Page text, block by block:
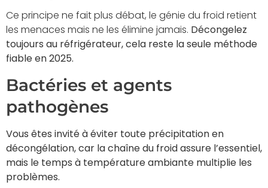
Ce principe ne fait plus débat, le génie du froid retient
les menaces mais ne les élimine jamais. Décongelez
toujours au réfrigérateur, cela reste la seule méthode
fiable en 2025.
Bactéries et agents
pathogènes
Vous êtes invité à éviter toute précipitation en
décongélation, car la chaîne du froid assure l’essentiel,
mais le temps à température ambiante multiplie les
problèmes.